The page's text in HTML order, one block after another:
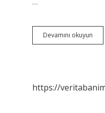
Devamını okuyun
https://